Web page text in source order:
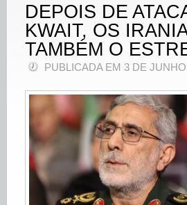
DEPOIS DE
KWAIT, OS
TAMBÉM O
PUBLICADA EM 3 DE